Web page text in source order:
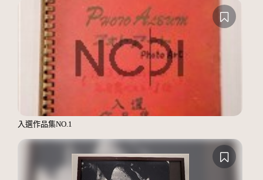
入選作品集NO.1